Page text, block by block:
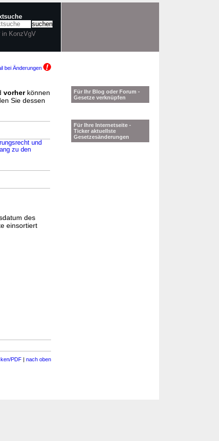
in KonzVgV
bei Änderungen
vorherkönnen
Sie dessen
und
zu den
des
einsortiert
PDF | nach oben
Für Ihr Blog oder Forum -
Gesetze verknüpfen
Für Ihre Internetseite -
Ticker aktuellste
Gesetzesänderungen